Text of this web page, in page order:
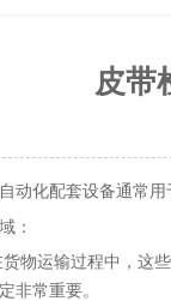
皮带
动化配套设备通常
：
物运输过程中，这
非常重要。